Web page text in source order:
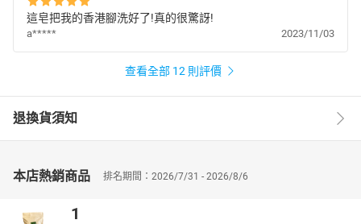
這皂把我的香港腳洗好了!真的很驚訝!
a***** 2023/11/03
查看全部 12 則評價
退換貨須知
本店熱銷商品 排名期間：2026/7/31 - 2026/8/6
1